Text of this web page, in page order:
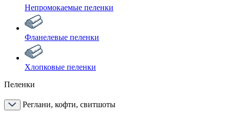
Непромокаемые пеленки
Фланелевые пеленки
Хлопковые пеленки
Пеленки
Реглани, кофти, свитшоты